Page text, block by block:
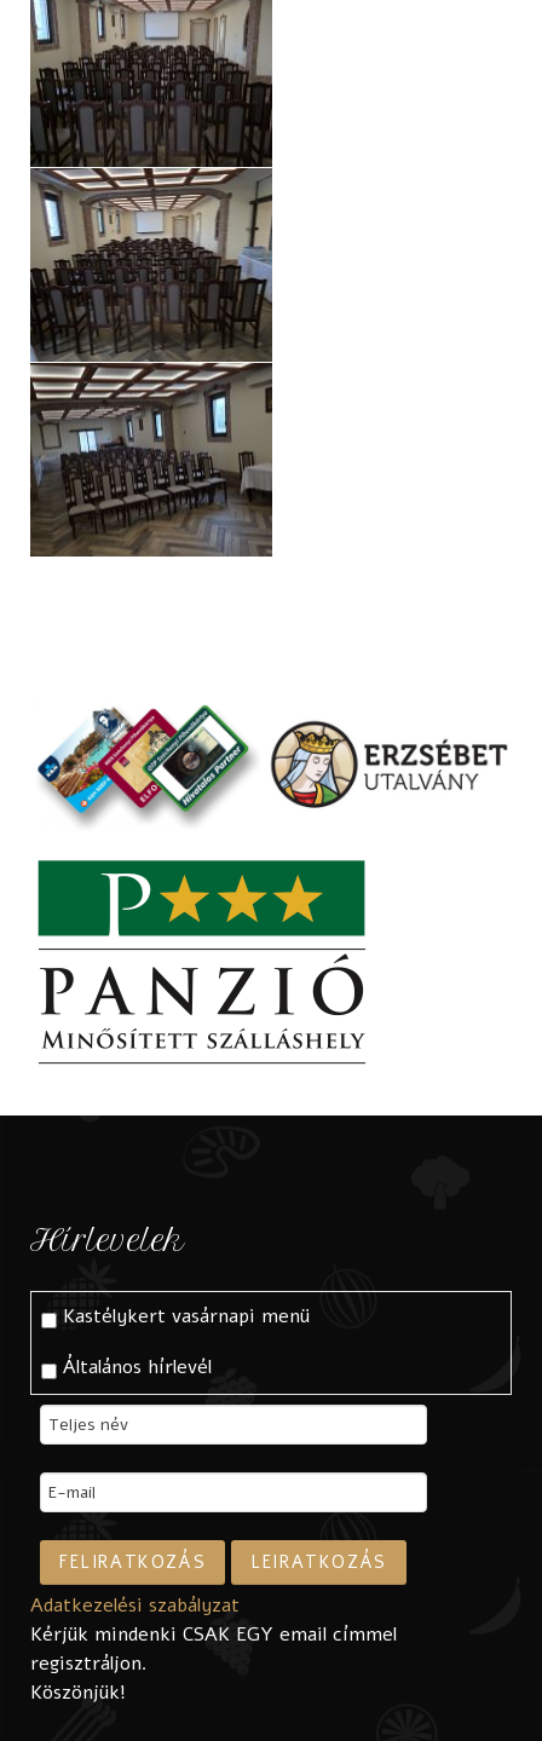
Hírlevelek
Kastélykert vasárnapi menü
Általános hírlevél
Adatkezelési szabályzat
Kérjük mindenki CSAK EGY email címmel
regisztráljon.
Köszönjük!